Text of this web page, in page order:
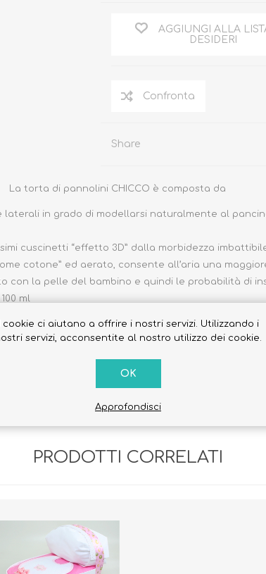
Antizanzare
AGGIUNGI ALLA
DESIDERI
Share
La torta di pannolini CHICCO è composta da
laterali in grado di modellarsi naturalmente al
cuscinetti “effetto 3D” dalla morbidezza
cotone” ed aerato, consente all’aria una
con la pelle del bambino e quindi le probabilità di
ml
per la cura del bambino
in un foglio di cellophane e chiuso coi nastrini,
PRODOTTI CORRELATI
cookie ci aiutano a offrire i nostri servizi. Utilizzando i
servizi, acconsentite al nostro utilizzo dei cookie.
OK
Approfondisci